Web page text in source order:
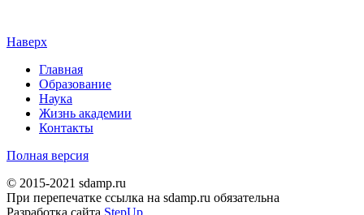
Наверх
Главная
Образование
Наука
Жизнь академии
Контакты
Полная версия
© 2015-2021 sdamp.ru
При перепечатке ссылка на sdamp.ru обязательна